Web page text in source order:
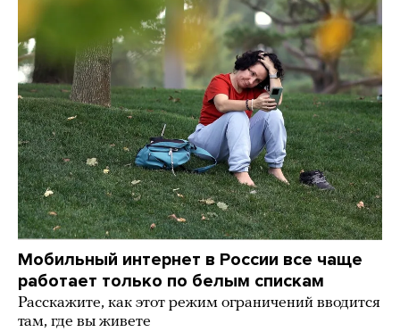
Мобильный интернет в России все чаще
работает только по белым спискам
Расскажите, как этот режим ограничений вводится
там, где вы живете